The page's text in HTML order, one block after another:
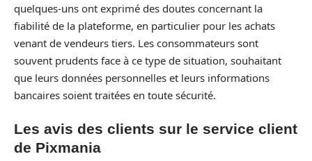
quelques-uns ont exprimé des doutes concernant la
fiabilité de la plateforme, en particulier pour les achats
venant de vendeurs tiers. Les consommateurs sont
souvent prudents face à ce type de situation, souhaitant
que leurs données personnelles et leurs informations
bancaires soient traitées en toute sécurité.
Les avis des clients sur le service client
de Pixmania